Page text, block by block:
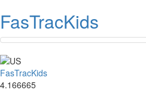
FasTracKids
FasTracKids
4.166665